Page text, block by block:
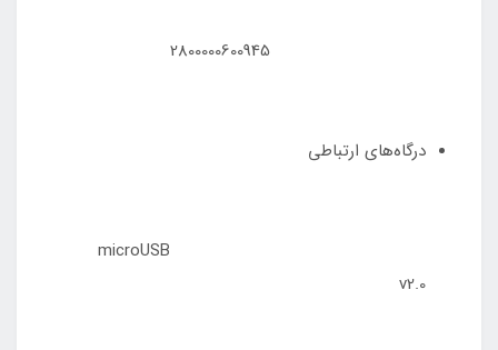
درگاه‌های ارتباطی
microUSB